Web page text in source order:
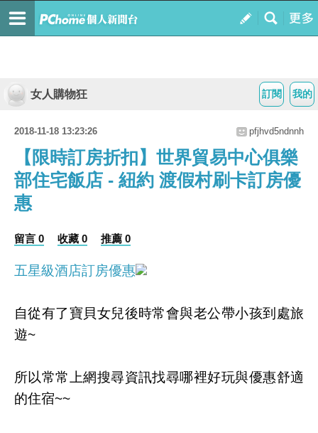
我的
訂閱
女人購物狂
2018-11-18 13:23:26 pfjhvd5ndnnh
【限時訂房折扣】世界貿易中心俱樂
部住宅飯店 - 紐約 渡假村刷卡訂房優
惠
留言 0 收藏 0 推薦 0
五星級酒店訂房優惠
自從有了寶貝女兒後時常會與老公帶小孩到處旅
遊~
所以常常上網搜尋資訊找尋哪裡好玩與優惠舒適
的住宿~~